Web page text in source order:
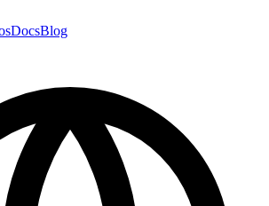
DocsBlog